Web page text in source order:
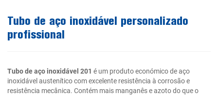
Tubo de aço inoxidável personalizado
profissional
Tubo de aço inoxidável 201 é um produto económico de aço
inoxidável austenítico com excelente resistência à corrosão e
resistência mecânica. Contém mais manganês e azoto do que o